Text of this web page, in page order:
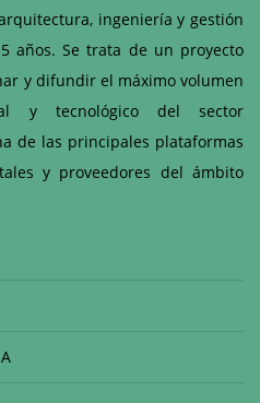
ingeniería y gestión
años. Se trata de un proyecto
y difundir el máximo volumen
y tecnológico del sector
de las principales plataformas
y proveedores del ámbito